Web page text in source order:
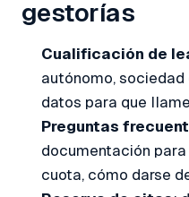
gestorías
Cualificación de
autónomo,
datos para que
Preguntas
documentación
cuota, cómo darse